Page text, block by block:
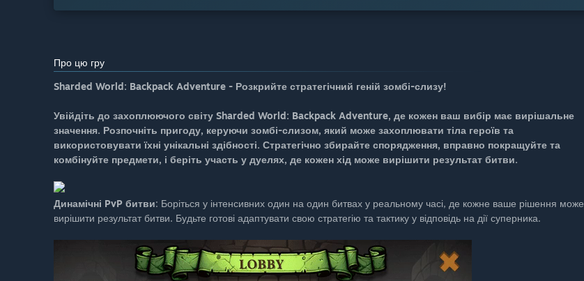
Про цю гру
Sharded World: Backpack Adventure - Розкрийте стратегічний геній зомбі-слизу!
Увійдіть до захоплюючого світу Sharded World: Backpack Adventure, де кожен ваш вибір має вирішальне
значення. Розпочніть пригоду, керуючи зомбі-слизом, який може захоплювати тіла героїв та
використовувати їхні унікальні здібності. Стратегічно збирайте спорядження, вправно покращуйте та
комбінуйте предмети, і беріть участь у дуелях, де кожен хід може вирішити результат битви.
Динамічні PvP битви: Боріться у інтенсивних один на один битвах у реальному часі, де кожне ваше рішення може
вирішити результат битви. Будьте готові адаптувати свою стратегію та тактику у відповідь на дії суперника.